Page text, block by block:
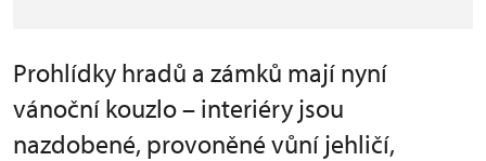
Prohlídky hradů a zámků mají nyní
vánoční kouzlo – interiéry jsou
nazdobené, provoněné vůní jehličí,